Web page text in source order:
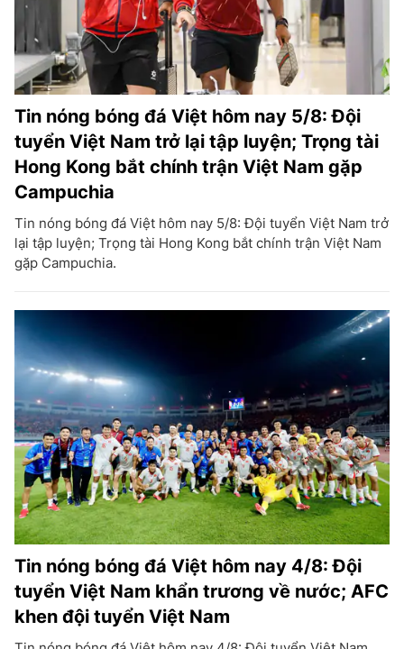
Tin nóng bóng đá Việt hôm nay 5/8: Đội
tuyển Việt Nam trở lại tập luyện; Trọng tài
Hong Kong bắt chính trận Việt Nam gặp
Campuchia
Tin nóng bóng đá Việt hôm nay 5/8: Đội tuyển Việt Nam trở
lại tập luyện; Trọng tài Hong Kong bắt chính trận Việt Nam
gặp Campuchia.
Tin nóng bóng đá Việt hôm nay 4/8: Đội
tuyển Việt Nam khẩn trương về nước; AFC
khen đội tuyển Việt Nam